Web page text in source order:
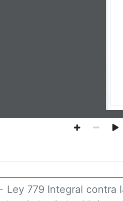
Ley 779 Integral contra